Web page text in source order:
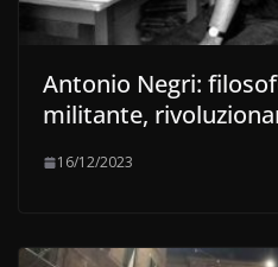
Antonio Negri:
militante,
16/12/2023